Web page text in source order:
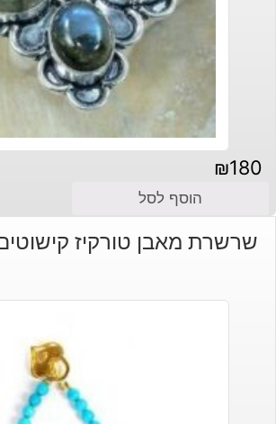
₪180
הוסף לסל
שרשרת מאבן טורקיז